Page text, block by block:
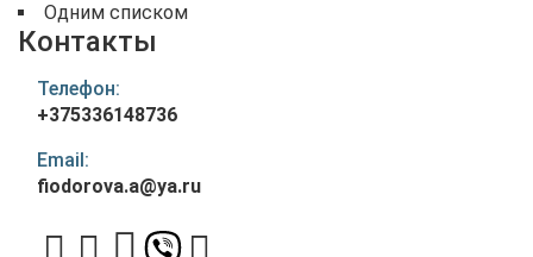
Одним списком
Контакты
Телефон:
+375336148736
Email:
fiodorova.a@ya.ru